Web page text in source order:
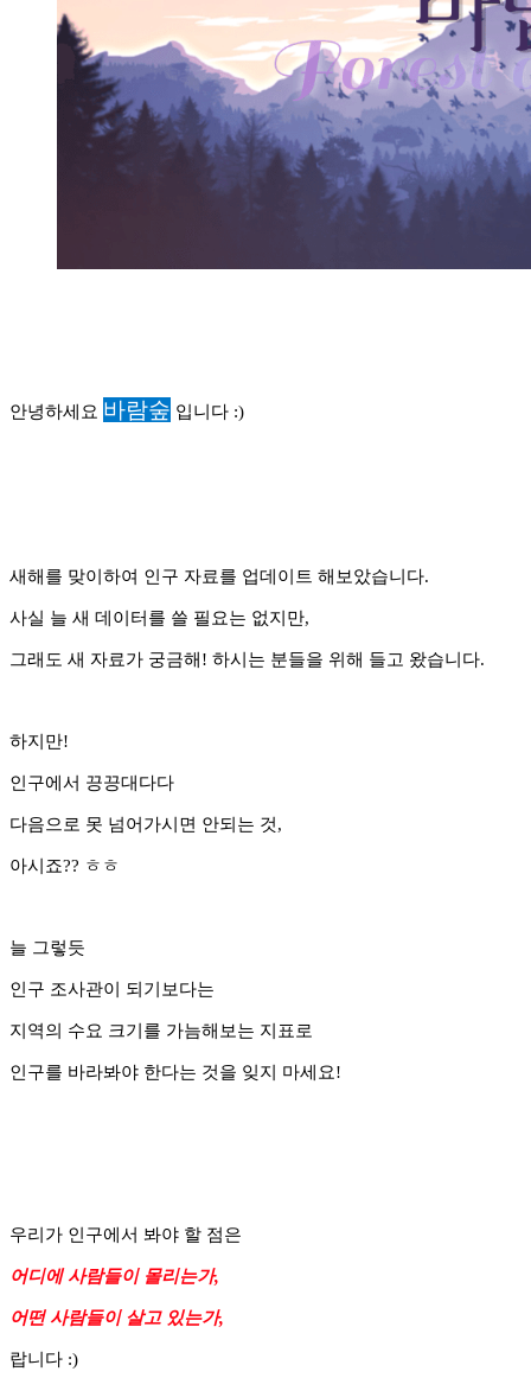
안녕하세요 바람숲 입니다 :)
새해를 맞이하여 인구 자료를 업데이트 해보았습니다.
사실 늘 새 데이터를 쓸 필요는 없지만,
그래도 새 자료가 궁금해! 하시는 분들을 위해 들고 왔습니다.
하지만!
인구에서 끙끙대다다
다음으로 못 넘어가시면 안되는 것,
아시죠?? ㅎㅎ
늘 그렇듯
인구 조사관이 되기보다는
지역의 수요 크기를 가늠해보는 지표로
인구를 바라봐야 한다는 것을 잊지 마세요!
우리가 인구에서 봐야 할 점은
어디에 사람들이 몰리는가,
어떤 사람들이 살고 있는가,
랍니다 :)